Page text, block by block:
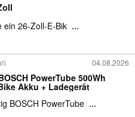
ein 26-Zoll-E-Bik ...
04.08.2026
PowerTube 500Wh
Akku + Ladegerät
BOSCH PowerTube ...